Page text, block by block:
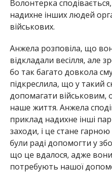
Волонтерка
надихне інших людей
військових.
Анжела розповіла, що
відкладали весілля, але
бо так багато довкола
підкреслила, що у такий
допомагати військовим,
наше життя. Анжела
приклад надихне інші
заходи, і це стане гарною
були раді допомогти у
що це вдалося, адже вони
потребують нашої